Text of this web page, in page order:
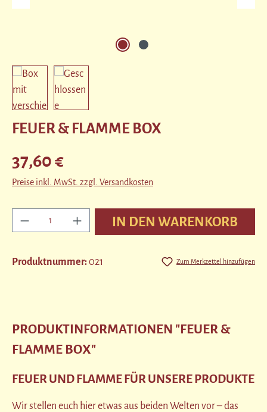
FEUER & FLAMME BOX
Regulärer Preis:
37,60 €
Preise inkl. MwSt. zzgl. Versandkosten
Produkt Anzahl: Gib den gewünschten Wert ein
IN DEN WARENKORB
Zum Merkzettel hinzufügen
Produktnummer:021
PRODUKTINFORMATIONEN "FEUER &
FLAMME BOX"
FEUER UND FLAMME FÜR UNSERE PRODUKTE
Wir stellen euch hier etwas aus beiden Welten vor – das